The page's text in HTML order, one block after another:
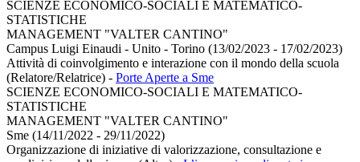
SCIENZE ECONOMICO-SOCIALI E MATEMATICO-
STATISTICHE
MANAGEMENT "VALTER CANTINO"
Campus Luigi Einaudi - Unito - Torino (13/02/2023 - 17/02/2023)
Attività di coinvolgimento e interazione con il mondo della scuola
(Relatore/Relatrice) - Porte Aperte a Sme
SCIENZE ECONOMICO-SOCIALI E MATEMATICO-
STATISTICHE
MANAGEMENT "VALTER CANTINO"
Sme (14/11/2022 - 29/11/2022)
Organizzazione di iniziative di valorizzazione, consultazione e